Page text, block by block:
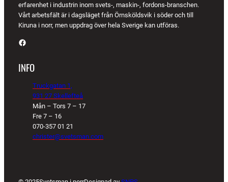
erfarenhet i industrin inom svets-, maskin-, fordons-branschen.
Vårt arbetsfält är i dagsläget från Örnsköldsvik i söder och till
Kiruna i norr, men uppdrag över hela Sverige kan utföras.
Facebook
INFO
Truckgatan 1,
931 27 Skellefteå
Mån – Tors 7 – 17
Fre 7 – 16
070-357 01 21
christer@svetsman.com